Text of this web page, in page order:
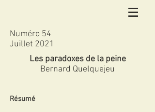
Résumé
Les paradoxes de la peine
Bernard Quelquejeu
Numéro 54
Juillet 2021